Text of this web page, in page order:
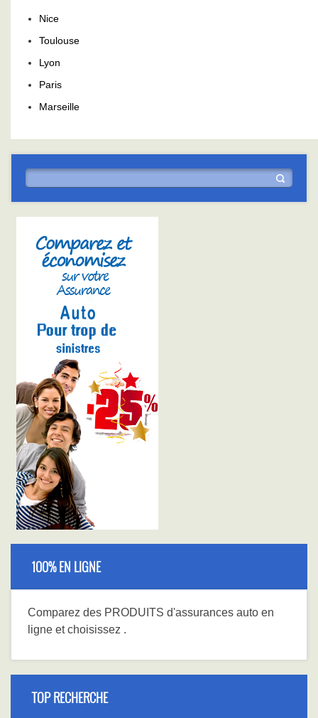
Nice
Toulouse
Lyon
Paris
Marseille
100% EN LIGNE
Comparez des PRODUITS d'assurances auto en
ligne et choisissez .
TOP RECHERCHE